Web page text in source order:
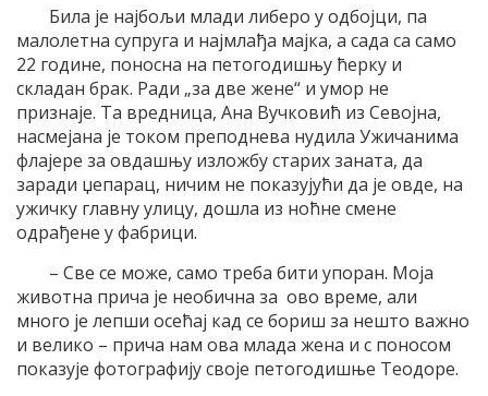
Била је најбољи млади либеро у одбојци, па
малолетна супруга и најмлађа мајка, а сада са само
22 године, поносна на петогодишњу ћерку и
складан брак. Ради „за две жене“ и умор не
признаје. Та вредница, Ана Вучковић из Севојна,
насмејана је током преподнева нудила Ужичанима
флајере за овдашњу изложбу старих заната, да
заради џепарац, ничим не показујући да је овде, на
ужичку главну улицу, дошла из ноћне смене
одрађене у фабрици.
– Све се може, само треба бити упоран. Моја
животна прича је необична за ово време, али
много је лепши осећај кад се бориш за нешто важно
и велико – прича нам ова млада жена и с поносом
показује фотографију своје петогодишње Теодоре.